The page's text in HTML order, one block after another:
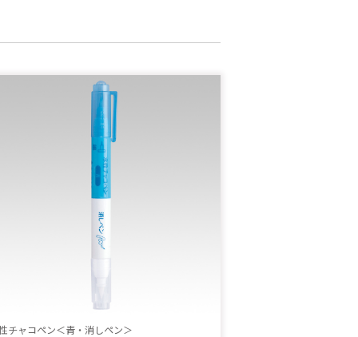
チャコペン＜青・消しペン＞